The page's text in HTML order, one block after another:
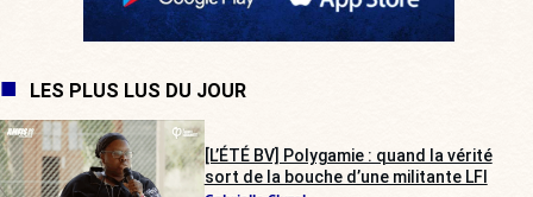
LES PLUS LUS DU JOUR
[L’ÉTÉ BV] Polygamie : quand la vérité
sort de la bouche d’une militante LFI